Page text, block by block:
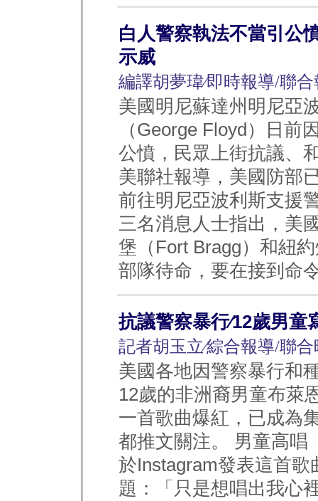
白人警察執法不當引公
示威
編譯胡夢瑋∕即時報導/聯合
美國明尼蘇達州明尼亞
（George Floyd）日前
公憤，民眾上街抗議、
美聯社報導，美國防部
前往明尼亞波利斯支援
三名消息人士指出，美
堡（Fort Bragg）和紐
部隊待命，要在接到命
抗議警察暴行∕12歲男童
記者胡玉立∕綜合報導/聯
美國各地因警察暴行和
12歲的非洲裔男童布萊
一首歌曲爆紅，已成為
都推文關注。 男童高唱
於Instagram發表這首
題：「只是想唱出我心